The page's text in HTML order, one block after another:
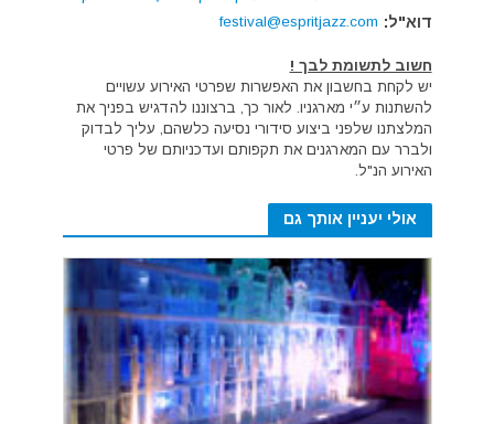
דוא"ל: festival@espritjazz.com
חשוב לתשומת לבך !
יש לקחת בחשבון את האפשרות שפרטי האירוע עשויים
להשתנות ע״י מארגניו. לאור כך, ברצוננו להדגיש בפניך את
המלצתנו שלפני ביצוע סידורי נסיעה כלשהם, עליך לבדוק
ולברר עם המארגנים את תקפותם ועדכניותם של פרטי
האירוע הנ"ל.
אולי יעניין אותך גם